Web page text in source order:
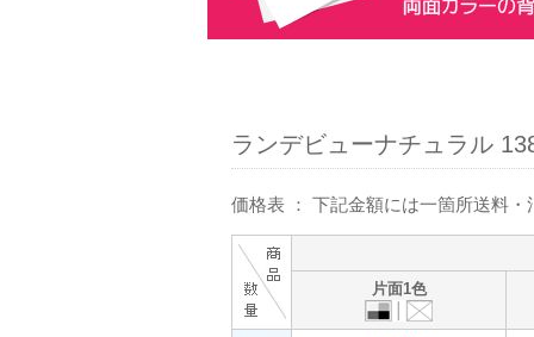
ランデビューナチュラル
価格表 ： 下記金額には一箇所送料
片面1色